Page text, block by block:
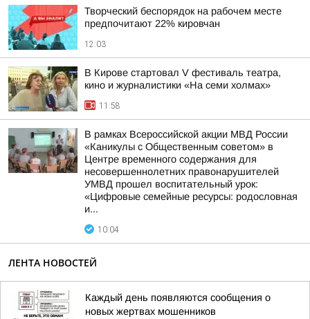
Творческий беспорядок на рабочем месте
предпочитают 22% кировчан
12:03
В Кирове стартовал V фестиваль театра,
кино и журналистики «На семи холмах»
11:58
В рамках Всероссийской акции МВД России
«Каникулы с Общественным советом» в
Центре временного содержания для
несовершеннолетних правонарушителей
УМВД прошел воспитательный урок:
«Цифровые семейные ресурсы: родословная
и...
10:04
ЛЕНТА НОВОСТЕЙ
Каждый день появляются сообщения о
новых жертвах мошенников